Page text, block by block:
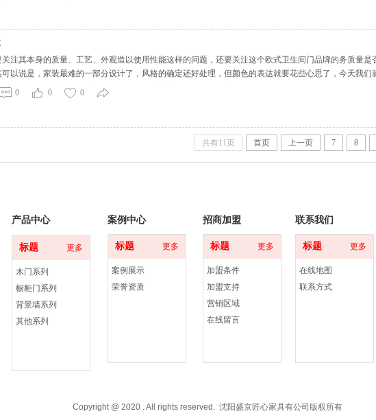
注其本身的质量、工艺、外观造以使用性能这样的问题，还要关注这个欧式卫生间门品牌的务质量
以说是，家装最难的一部分设计了，风格的确定还好处理，但颜色的表达就要花些心思了，今天我
、外观造以使用性能这样的问题，还要关注这个欧式卫生间门品牌的务质量是否能够达到我们要求
一部分设计了，风格的确定还好处理，但颜色的表达就要花些心思了，今天我们就来看看，无漆木门
园搭配小清新的颜色，简约时尚的也可以冷色调为主，会有很不同的感觉。地中海风格直接搭配淡蓝
0 0 0
共有11页 首页 上一页 7 8
标题 更多
木门系列
橱柜门系列
背景墙系列
其他系列
标题 更多
案例展示
荣誉资质
标题 更多
加盟条件
加盟支持
营销区域
在线留言
标题 更多
在线地图
联系方式
产品中心 案例中心 招商加盟 联系我们
Copyright @ 2020 . All rights reserved. 沈阳盛京匠心家具有公司版权所有